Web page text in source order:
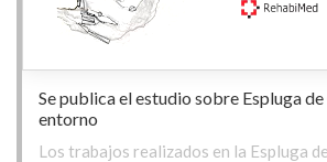
Se publica el estudio sobre Espluga
entorno
Los trabajos realizados en la Espluga